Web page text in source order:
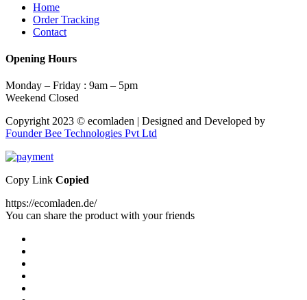
Home
Order Tracking
Contact
Opening Hours
Monday – Friday : 9am – 5pm
Weekend Closed
Copyright 2023 © ecomladen | Designed and Developed by
Founder Bee Technologies Pvt Ltd
Copy Link Copied
https://ecomladen.de/
You can share the product with your friends